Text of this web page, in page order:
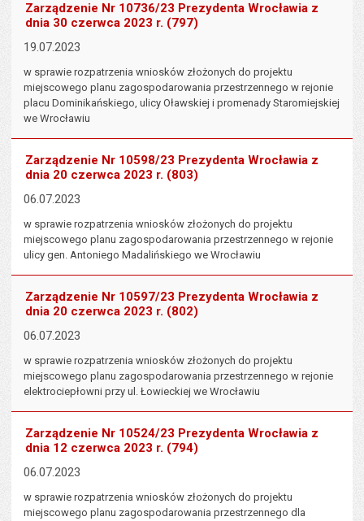
Zarządzenie Nr 10736/23 Prezydenta Wrocławia z
dnia 30 czerwca 2023 r. (797)
19.07.2023
w sprawie rozpatrzenia wniosków złożonych do projektu
miejscowego planu zagospodarowania przestrzennego w rejonie
placu Dominikańskiego, ulicy Oławskiej i promenady Staromiejskiej
we Wrocławiu
Zarządzenie Nr 10598/23 Prezydenta Wrocławia z
dnia 20 czerwca 2023 r. (803)
06.07.2023
w sprawie rozpatrzenia wniosków złożonych do projektu
miejscowego planu zagospodarowania przestrzennego w rejonie
ulicy gen. Antoniego Madalińskiego we Wrocławiu
Zarządzenie Nr 10597/23 Prezydenta Wrocławia z
dnia 20 czerwca 2023 r. (802)
06.07.2023
w sprawie rozpatrzenia wniosków złożonych do projektu
miejscowego planu zagospodarowania przestrzennego w rejonie
elektrociepłowni przy ul. Łowieckiej we Wrocławiu
Zarządzenie Nr 10524/23 Prezydenta Wrocławia z
dnia 12 czerwca 2023 r. (794)
06.07.2023
w sprawie rozpatrzenia wniosków złożonych do projektu
miejscowego planu zagospodarowania przestrzennego dla